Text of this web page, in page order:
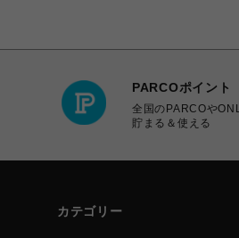
PARCOポイント
全国のPARCOや
貯まる＆使える
カテゴリー